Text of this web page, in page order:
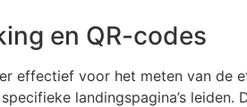
en QR-codes
effectief voor het meten van de
landingspagina’s